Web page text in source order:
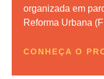
organizada em
Reforma Urbana
CONHEÇA O